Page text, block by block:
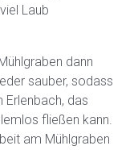
Laub
dann
sauber, sodass
Erlenbach, das
fließen kann.
am Mühlgraben